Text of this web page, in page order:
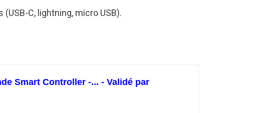
C, lightning, micro USB).
Smart Controller -... - Validé par